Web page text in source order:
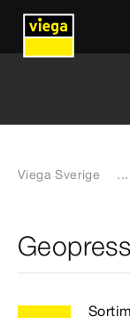
Viega Sverige ...
Geopress